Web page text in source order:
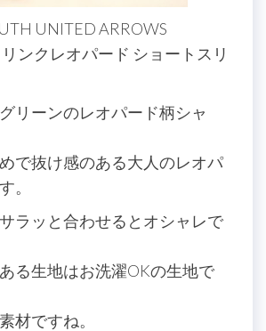
UNITED ARROWS
ンクレオパード ショートスリ
リーンのレオパード柄シャ
で抜け感のある大人のレオパ
。
ラッと合わせるとオシャレで
る生地はお洗濯OKの生地で
材ですね。